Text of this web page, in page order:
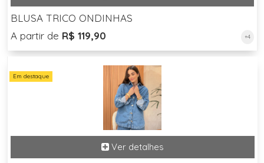
BLUSA TRICO ONDINHAS
A partir de R$ 119,90 +4
Em destaque